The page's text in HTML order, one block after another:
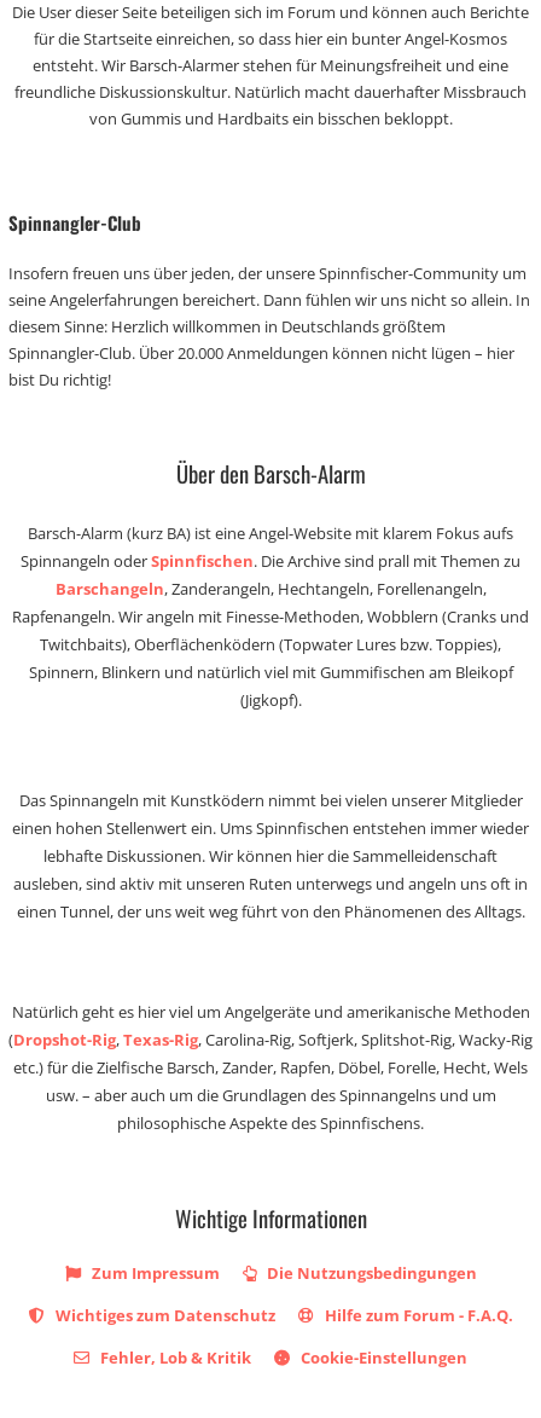
Die User dieser Seite beteiligen sich im Forum und können auch Berichte
für die Startseite einreichen, so dass hier ein bunter Angel-Kosmos
entsteht. Wir Barsch-Alarmer stehen für Meinungsfreiheit und eine
freundliche Diskussionskultur. Natürlich macht dauerhafter Missbrauch
von Gummis und Hardbaits ein bisschen bekloppt.
Spinnangler-Club
Insofern freuen uns über jeden, der unsere Spinnfischer-Community um
seine Angelerfahrungen bereichert. Dann fühlen wir uns nicht so allein. In
diesem Sinne: Herzlich willkommen in Deutschlands größtem
Spinnangler-Club. Über 20.000 Anmeldungen können nicht lügen – hier
bist Du richtig!
Über den Barsch-Alarm
Barsch-Alarm (kurz BA) ist eine Angel-Website mit klarem Fokus aufs
Spinnangeln oderSpinnfischen. Die Archive sind prall mit Themen zu
Barschangeln, Zanderangeln, Hechtangeln, Forellenangeln,
Rapfenangeln. Wir angeln mit Finesse-Methoden, Wobblern (Cranks und
Twitchbaits), Oberflächenködern (Topwater Lures bzw. Toppies),
Spinnern, Blinkern und natürlich viel mit Gummifischen am Bleikopf
(Jigkopf).
Das Spinnangeln mit Kunstködern nimmt bei vielen unserer Mitglieder
einen hohen Stellenwert ein. Ums Spinnfischen entstehen immer wieder
lebhafte Diskussionen. Wir können hier die Sammelleidenschaft
ausleben, sind aktiv mit unseren Ruten unterwegs und angeln uns oft in
einen Tunnel, der uns weit weg führt von den Phänomenen des Alltags.
Natürlich geht es hier viel um Angelgeräte und amerikanische Methoden
(Dropshot-Rig,Texas-Rig, Carolina-Rig, Softjerk, Splitshot-Rig, Wacky-Rig
etc.) für die Zielfische Barsch, Zander, Rapfen, Döbel, Forelle, Hecht, Wels
usw. – aber auch um die Grundlagen des Spinnangelns und um
philosophische Aspekte des Spinnfischens.
Wichtige Informationen
Zum Impressum
Die Nutzungsbedingungen
Wichtiges zum Datenschutz
Hilfe zum Forum - F.A.Q.
Fehler, Lob & Kritik
Cookie-Einstellungen